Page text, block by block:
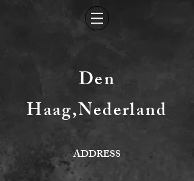
Den
Haag,Nederland
ADDRESS